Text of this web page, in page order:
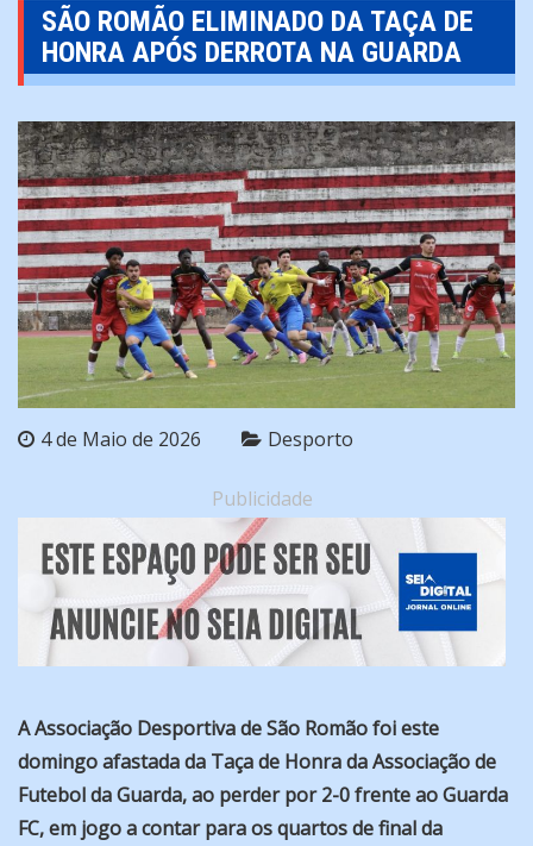
SÃO ROMÃO ELIMINADO DA TAÇA DE
HONRA APÓS DERROTA NA GUARDA
4 de Maio de 2026 Desporto
Publicidade
A Associação Desportiva de São Romão foi este
domingo afastada da Taça de Honra da Associação de
Futebol da Guarda, ao perder por 2-0 frente ao Guarda
FC, em jogo a contar para os quartos de final da